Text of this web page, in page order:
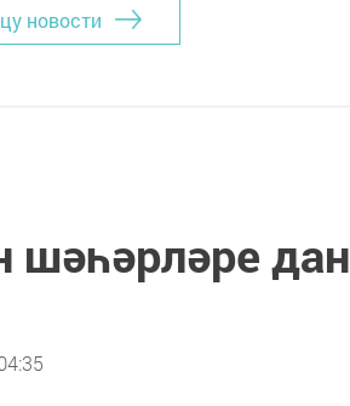
новости
шәһәрләре